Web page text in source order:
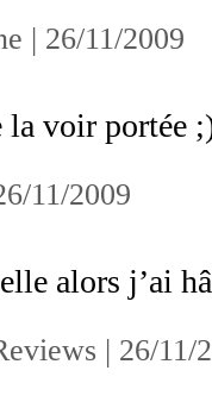
| 26/11/2009
la voir portée
11/2009
alors j’ai
| 26/11/